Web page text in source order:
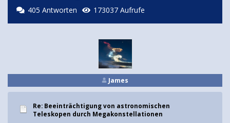
405 Antworten 173037 Aufrufe
James
Re: Beeinträchtigung von astronomischen
Teleskopen durch Megakonstellationen